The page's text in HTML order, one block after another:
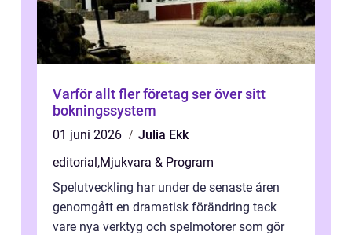
Varför allt fler företag ser över sitt
bokningssystem
01 juni 2026
Julia Ekk
editorial,Mjukvara & Program
Spelutveckling har under de senaste åren
genomgått en dramatisk förändring tack
vare nya verktyg och spelmotorer som gör